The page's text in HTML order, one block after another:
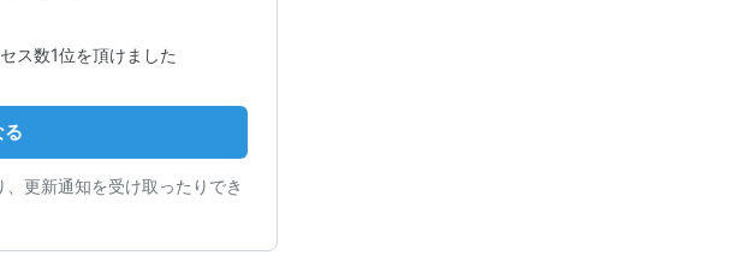
ス数1位を頂けました
る
更新通知を受け取ったりでき